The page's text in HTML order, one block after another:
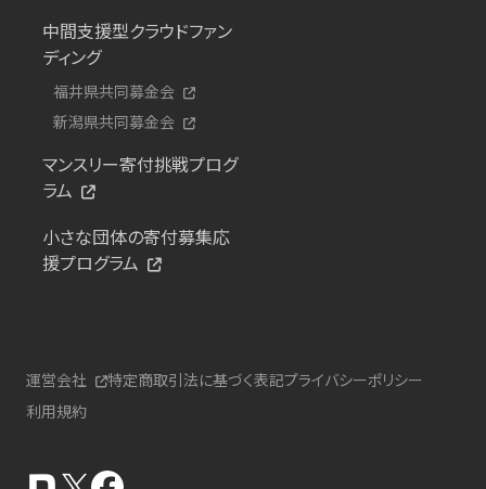
中間支援型クラウドファン
ディング
福井県共同募金会
新潟県共同募金会
マンスリー寄付挑戦プログ
ラム
小さな団体の寄付募集応
援プログラム
運営会社 特定商取引法に基づく表記プライバシーポリシー
利用規約